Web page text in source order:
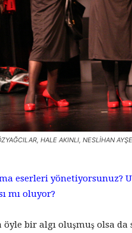
HALE AKINLI, NESLİHAN
eserleri yönetiyorsunuz?
mı oluyor?
öyle bir algı oluşmuş olsa